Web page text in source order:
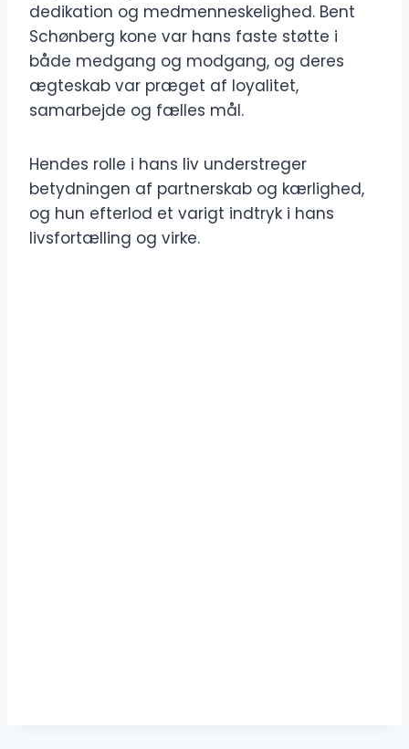
dedikation og medmenneskelighed. Bent
Schønberg kone var hans faste støtte i
både medgang og modgang, og deres
ægteskab var præget af loyalitet,
samarbejde og fælles mål.
Hendes rolle i hans liv understreger
betydningen af partnerskab og kærlighed,
og hun efterlod et varigt indtryk i hans
livsfortælling og virke.